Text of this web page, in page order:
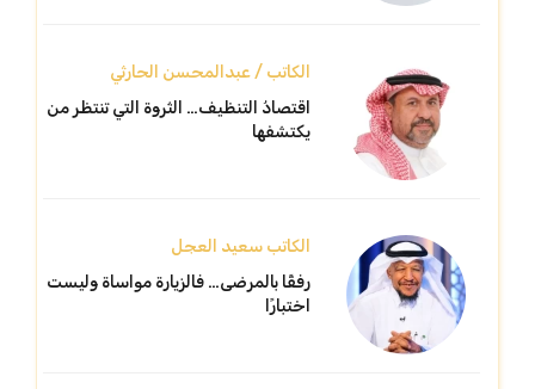
الكاتب / عبدالمحسن الحارثي
اقتصادُ التنظيف… الثروة التي تنتظر من
يكتشفها
الكاتب سعيد العجل
رفقًا بالمرضى… فالزيارة مواساة وليست
اختبارًا